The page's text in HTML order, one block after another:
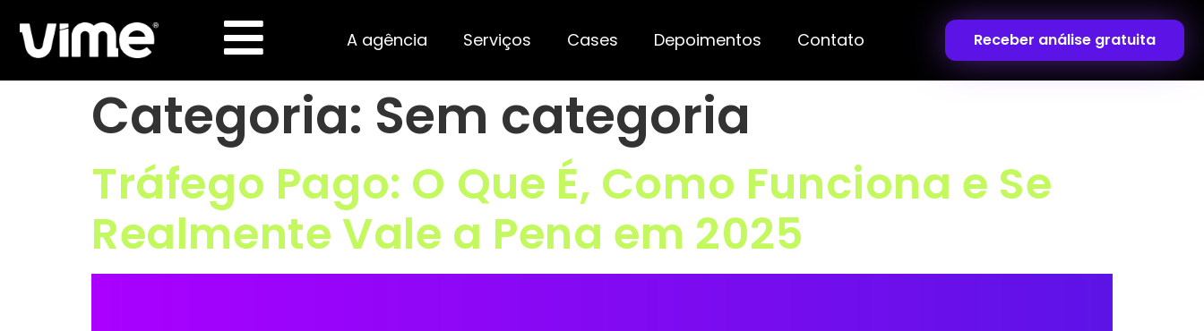
A agência Serviços Cases Depoimentos Contato Receber análise gratuita
Categoria: Sem categoria
Tráfego Pago: O Que É, Como Funciona e Se
Realmente Vale a Pena em 2025